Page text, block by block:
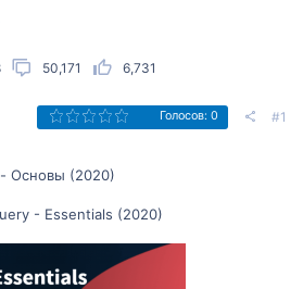
50,171 6,731
Голосов: 0 #1
Основы (2020)
- Essentials (2020)